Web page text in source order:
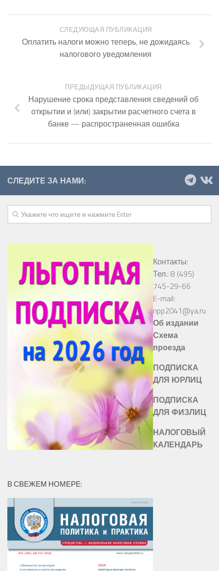
СЛЕДУЮЩАЯ ПУБЛИКАЦИЯ
Оплатить налоги можно теперь, не дожидаясь
налогового уведомления
ПРЕДЫДУЩАЯ ПУБЛИКАЦИЯ
Нарушение срока представления сведений об
открытии и (или) закрытии расчетного счета в
банке — распространенная ошибка
СЛЕДИТЕ ЗА НАМИ:
Контакты:
Тел.: 8 (495)
745-29-66
E-mail:
npp2041@ya.ru
Об издании
Схема
проезда
ПОДПИСКА
ДЛЯ ЮРЛИЦ
ПОДПИСКА
ДЛЯ ФИЗЛИЦ
НАЛОГОВЫЙ
КАЛЕНДАРЬ
В СВЕЖЕМ НОМЕРЕ: